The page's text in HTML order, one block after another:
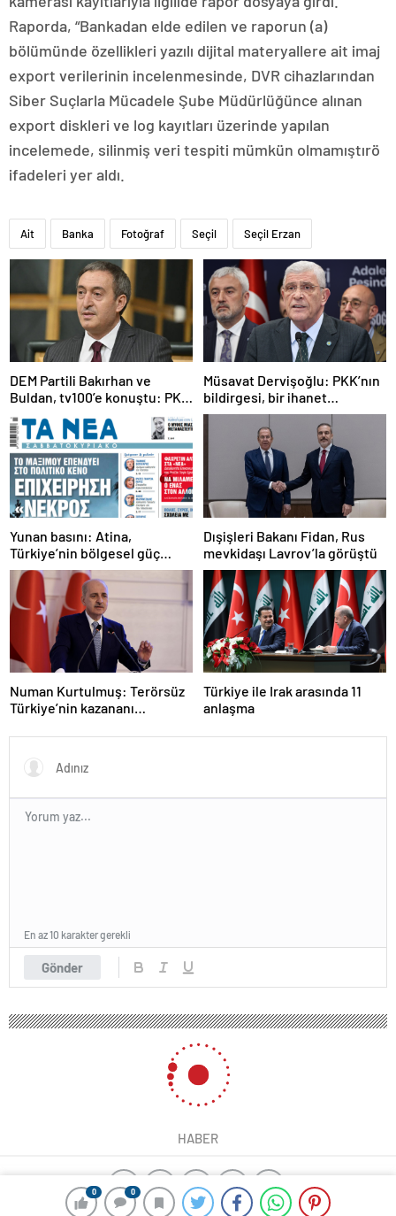
0 0
Raporda, “Bankadan elde edilen ve raporun (a)
bölümünde özellikleri yazılı dijital materyallere ait imaj
export verilerinin incelenmesinde, DVR cihazlarından
Siber Suçlarla Mücadele Şube Müdürlüğünce alınan
export diskleri ve log kayıtları üzerinde yapılan
incelemede, silinmiş veri tespiti mümkün olmamıştırö
ifadeleri yer aldı.
Ait Banka Fotoğraf Seçil Seçil Erzan
DEM Partili Bakırhan ve
Buldan, tv100’e konuştu: PKK
ne zaman kendini feshedecek
Müsavat Dervişoğlu: PKK’nın
bildirgesi, bir ihanet
açıklamasıdır
Yunan basını: Atina,
Türkiye’nin bölgesel güç
olmasını durduramadı
Dışişleri Bakanı Fidan, Rus
mevkidaşı Lavrov’la görüştü
Numan Kurtulmuş: Terörsüz
Türkiye’nin kazananı
Türkiye ile Irak arasında 11
anlaşma
Gönder
En az 10 karakter gerekli
HABER